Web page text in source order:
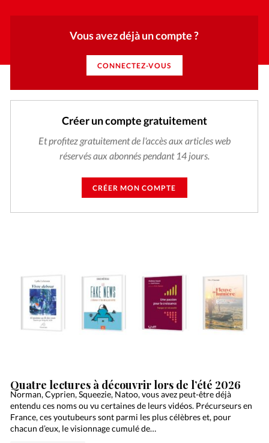
Vous avez déjà un compte ?
CONNECTEZ-VOUS
Créer un compte gratuitement
Et profitez gratuitement de l'accès aux articles web
réservés aux abonnés pendant 14 jours.
CRÉER MON COMPTE
Quatre lectures à découvrir lors de l’été 2026
Norman, Cyprien, Squeezie, Natoo, vous avez peut-être déjà
entendu ces noms ou vu certaines de leurs vidéos. Précurseurs en
France, ces youtubeurs sont parmi les plus célèbres et, pour
chacun d’eux, le visionnage cumulé de…